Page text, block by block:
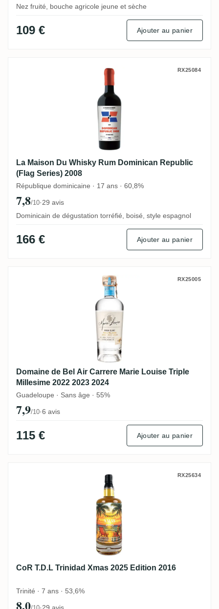
Nez fruité, bouche agricole jeune et sèche
109 € Ajouter au panier
La Maison Du Whisky Rum Dominican
RX25084
La Maison Du Whisky Rum Dominican Republic
(Flag Series) 2008
République dominicaine · 17 ans · 60,8%
7,8/10·29 avis
Dominicain de dégustation torréfié, boisé, style espagnol
166 € Ajouter au panier
Domaine de Bel Air Carrere Marie Louise
RX25005
Domaine de Bel Air Carrere Marie Louise Triple
Millesime 2022 2023 2024
Guadeloupe · Sans âge · 55%
7,9/10·6 avis
115 € Ajouter au panier
CoR T.D.L Trinidad Xmas 2025 Edition
RX25634
CoR T.D.L Trinidad Xmas 2025 Edition 2016
Trinité · 7 ans · 53,6%
8,0 ·29 avis